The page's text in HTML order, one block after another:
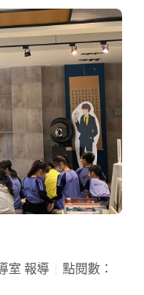
室 報導
點閱數：